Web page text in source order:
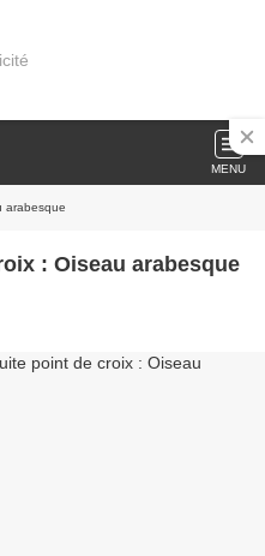
MENU
arabesque
: Oiseau arabesque